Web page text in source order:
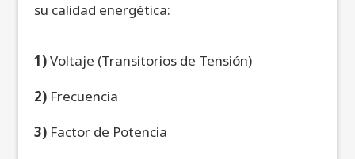
su calidad energética:
1)Voltaje (Transitorios de Tensión)
2) Frecuencia
3) Factor de Potencia